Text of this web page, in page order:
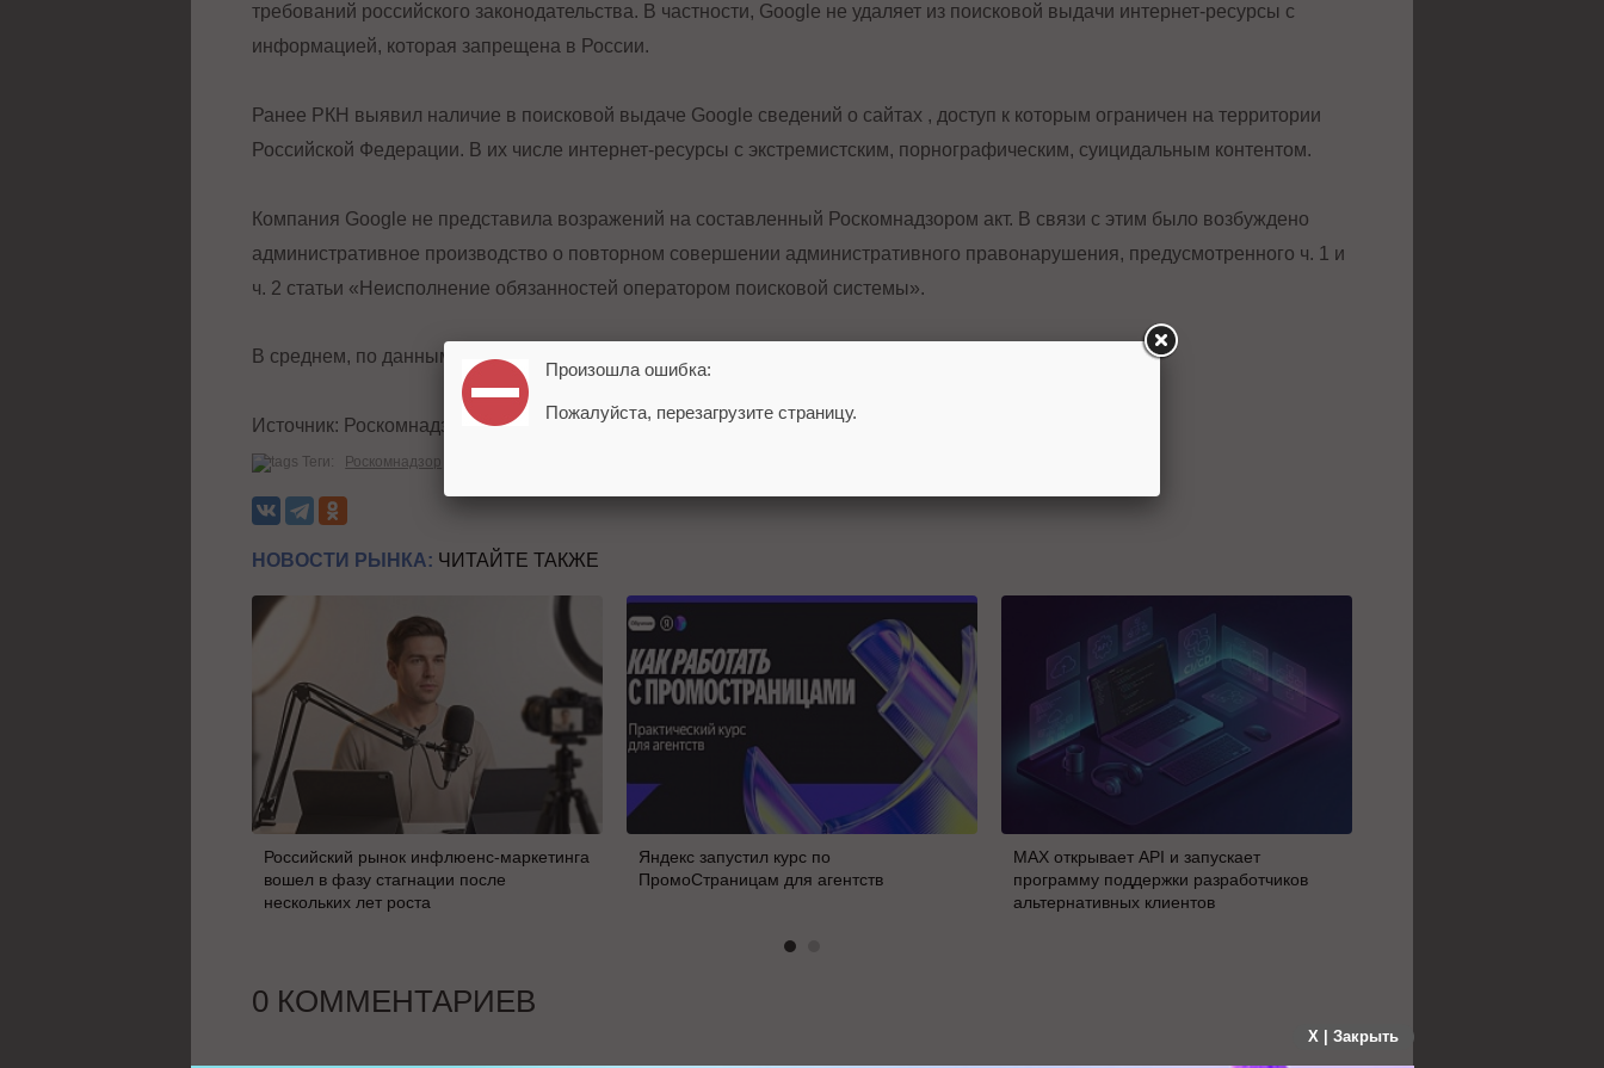
требований российского законодательства. В частности, Google не удаляет из поисковой выдачи интернет-ресурсы с
информацией, которая запрещена в России.
Ранее РКН выявил наличие в поисковой выдаче Google сведений о сайтах , доступ к которым ограничен на территории
Российской Федерации. В их числе интернет-ресурсы с экстремистским, порнографическим, суицидальным контентом.
Компания Google не представила возражений на составленный Роскомнадзором акт. В связи с этим было возбуждено
административное производство о повторном совершении административного правонарушения, предусмотренного ч. 1 и
ч. 2 статьи «Неисполнение обязанностей оператором поисковой системы».
В среднем, по данным РКН,Google не удаляет из поисковой выдачи до 30% «опасного» контента.
Источник: Роскомнадзор
Теги: Роскомнадзор
НОВОСТИ РЫНКА: ЧИТАЙТЕ ТАКЖЕ
Российский рынок инфлюенс-маркетинга
вошел в фазу стагнации после
нескольких лет роста
Яндекс запустил курс по
ПромоСтраницам для агентств
MAX открывает API и запускает
программу поддержки разработчиков
альтернативных клиентов
0 КОММЕНТАРИЕВ
X | Закрыть
Произошла ошибка:
Пожалуйста, перезагрузите страницу.